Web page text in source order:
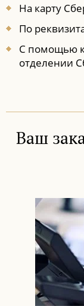
На карту
По
С помощью
отделении
Ваш